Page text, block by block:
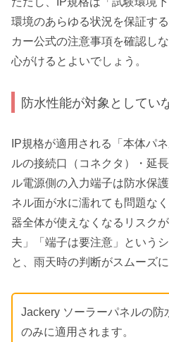
環境のあらゆる状況を保証す
カー公式の注意事項を確認し
心がけるとよいでしょう。
防水性能が対象としてい
IP規格が適用される「本体パ
ルの接続口（コネクタ）・延
ル電源側の入力端子は防水保
ネル面が水に濡れても問題な
器全体が使えなくなるリスク
夫」「端子は要注意」という
と、雨天時の判断がスムーズに
Jackery ソーラーパネルの防
のみに適用されます。